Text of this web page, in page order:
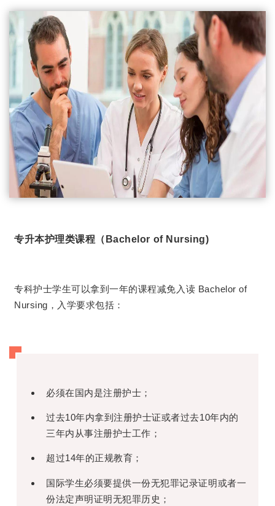
专升本护理类课程（Bachelor of Nursing)
专科护士学生可以拿到一年的课程减免入读 Bachelor of
Nursing，入学要求包括：
必须在国内是注册护士；
过去10年内拿到注册护士证或者过去10年内的
三年内从事注册护士工作；
超过14年的正规教育；
国际学生必须要提供一份无犯罪记录证明或者一
份法定声明证明无犯罪历史；